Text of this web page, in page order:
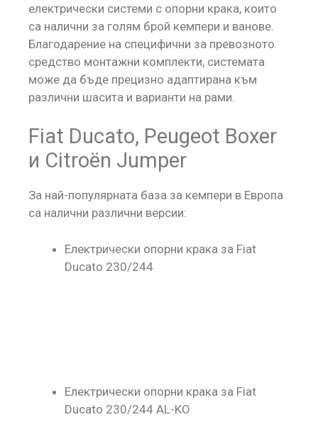
електрически системи с опорни крака, които
са налични за голям брой кемпери и ванове.
Благодарение на специфични за превозното
средство монтажни комплекти, системата
може да бъде прецизно адаптирана към
различни шасита и варианти на рами.
Fiat Ducato, Peugeot Boxer
и Citroën Jumper
За най-популярната база за кемпери в Европа
са налични различни версии:
Електрически опорни крака за Fiat
Ducato 230/244
Електрически опорни крака за Fiat
Ducato 230/244 AL-KO